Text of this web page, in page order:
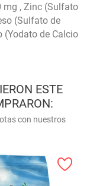
mg , Zinc (Sulfato
(Sulfato de
(Yodato de Calcio
ESTE
con nuestros